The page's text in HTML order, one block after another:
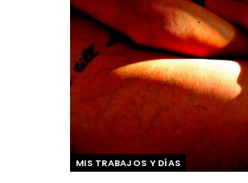
MIS TRABAJOS Y DÍAS